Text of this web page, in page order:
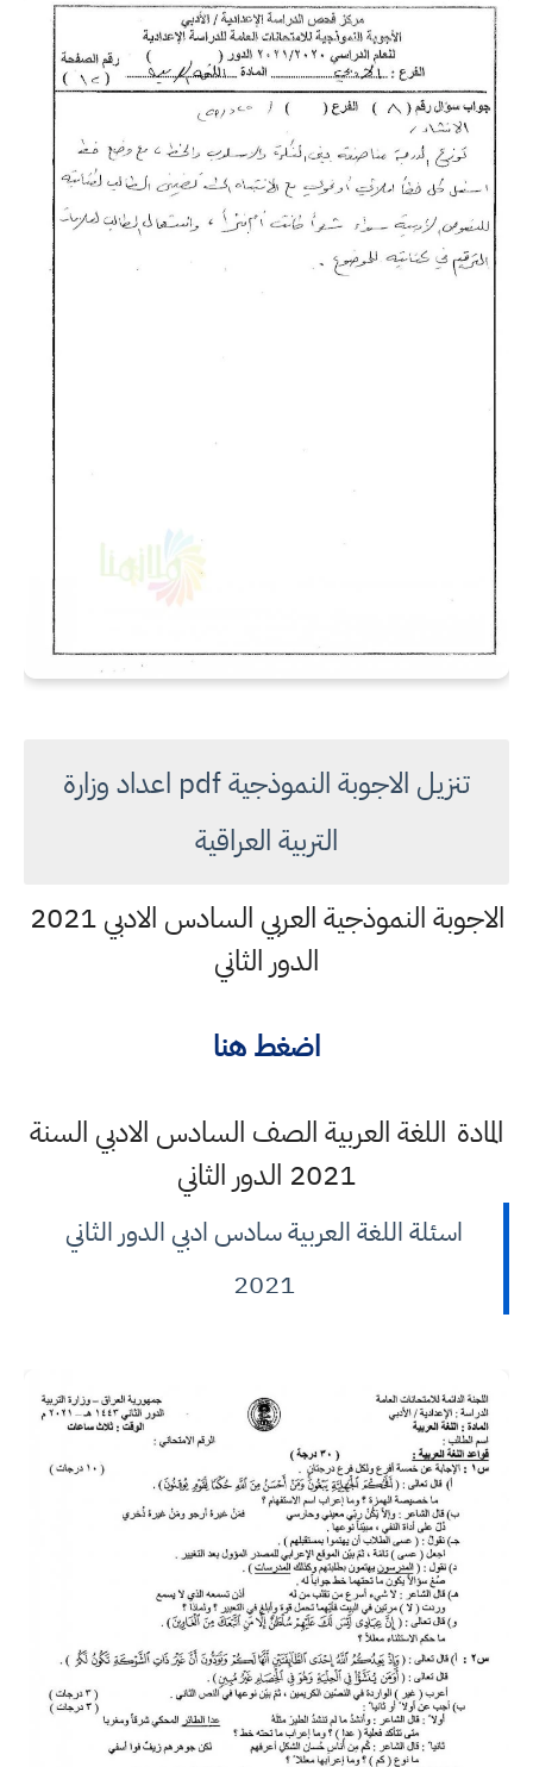
تنزيل الاجوبة النموذجية pdf اعداد وزارة
التربية العراقية
الاجوبة النموذجية العربي السادس الادبي 2021
الدور الثاني
اضغط هنا
المادة اللغة العربية الصف السادس الادبي السنة
2021 الدور الثاني
اسئلة اللغة العربية سادس ادبي الدور الثاني
2021